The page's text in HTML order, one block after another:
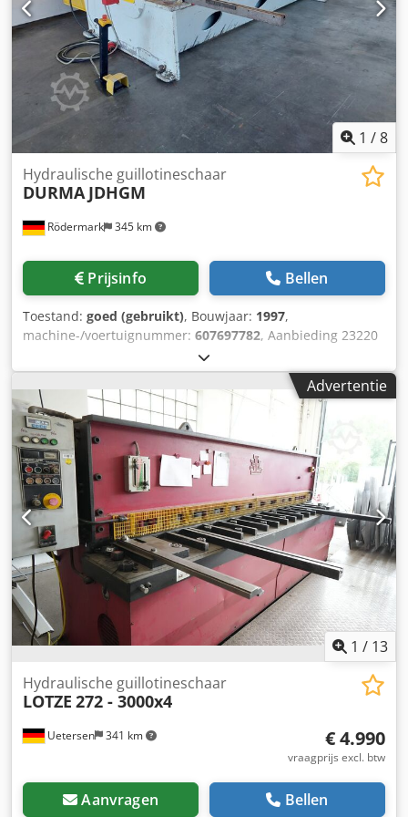
1 /8
Rödermark 345 km
Hydraulische guillotineschaar
DURMA JDHGM
Prijsinfo Bellen
Toestand: goed (gebruikt), Bouwjaar: 1997,
machine-/voertuignummer: 607697782, Aanbieding 23220
Technische gegevens: Csdpfx Alezqdcbexjrf - max.
werkbreedte 3050 mm - max. snijcapaciteit staal 40 6 mm -
snijhoek, hydraulisch verstelbaar 0,3 - 3 ° - handmatige
instelling van de snijspleet - aantal hydraulische
klemelementen 17 stuks - afstand van de motor tot de
achterstop 20 - 700 mm - voorste hoekstop + steunarmen -
aantal slagen per minuut, afhankelijk van de snijhoek en
snijlengte 7 - 17 per minuut - hydraulische aandrijving 400
V / 15 kW - tafelhoogte ca. 900 mm - benodigde ruimte
inclusief achterstop, exclusief voorste steunarmen - ca. B
3700 x H 1850 x D 2250 mm - gewicht ca. 5800 kg -
inclusief: - elektrische voetschakelaar - verlichting van de
snijlijn - - vooraf ingestelde snijlengte via potentiometer -
achterzijde van de machine met lichtbarrière
Advertentie
1 / 13
Uetersen 341 km
Hydraulische guillotineschaar
LOTZE 272 - 3000x4
€ 4.990
vraagprijs excl. btw
Aanvragen Bellen